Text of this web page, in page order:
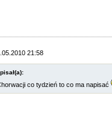
21:58
co tydzień to co ma napisać